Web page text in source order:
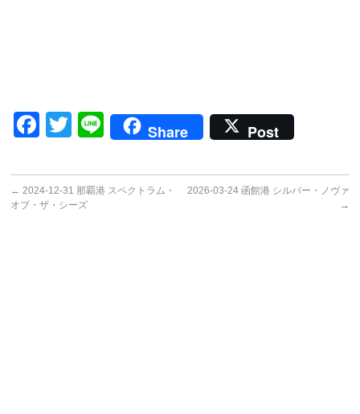
Facebook
Twitter
LineShare Post
← 2024-12-31 那覇港 スペクトラム・
オブ・ザ・シーズ
2026-03-24 函館港 シルバー・ノヴァ
→